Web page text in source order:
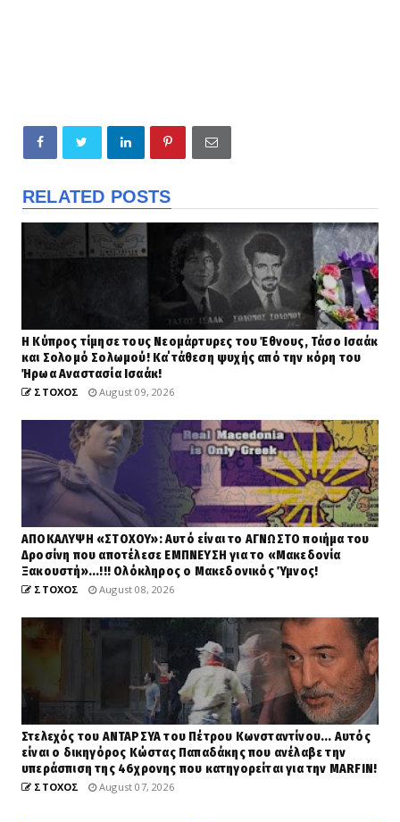
RELATED POSTS
Η Κύπρος τίμησε τους Νεομάρτυρες του Έθνους, Τάσο Ισαάκ
και Σολομό Σολωμού! Κα΄τάθεση ψυχής από την κόρη του
Ήρωα Αναστασία Ισαάκ!
ΣΤΟΧΟΣ August 09, 2026
ΑΠΟΚΑΛΥΨΗ «ΣΤΟΧΟΥ»: Αυτό είναι το ΑΓΝΩΣΤΟ ποιήμα του
Δροσίνη που αποτέλεσε ΕΜΠΝΕΥΣΗ για το «Μακεδονία
Ξακουστή»...!!! Ολόκληρος ο Μακεδονικός Ύμνος!
ΣΤΟΧΟΣ August 08, 2026
Στελεχός του ΑΝΤΑΡΣΥΑ του Πέτρου Κωνσταντίνου... Αυτός
είναι ο δικηγόρος Κώστας Παπαδάκης που ανέλαβε την
υπεράσπιση της 46χρονης που κατηγορείται για την MARFIN!
ΣΤΟΧΟΣ August 07, 2026